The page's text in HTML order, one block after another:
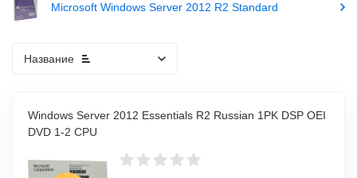
Microsoft Windows Server 2012 R2 Standard
Название
Windows Server 2012 Essentials R2 Russian 1PK DSP OEI
DVD 1-2 CPU